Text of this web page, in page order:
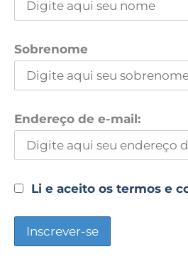
Sobrenome
Endereço de e-mail:
Li e aceito os termos e